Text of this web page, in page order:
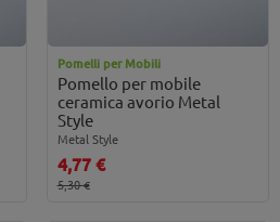
Pomelli per Mobili
Pomello per mobile
ceramica avorio Metal
Style
Metal Style
4,77 €
5,30 €